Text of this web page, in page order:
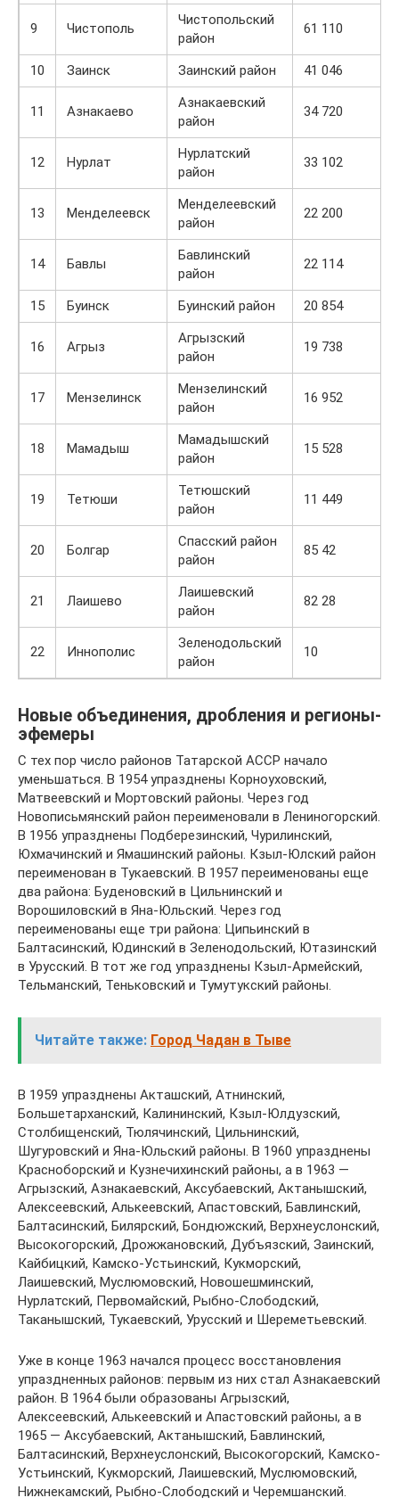
9 Чистополь
Чистопольский
район
61 110
10 Заинск Заинский район 41 046
11 Азнакаево
Азнакаевский
район
34 720
12 Нурлат
Нурлатский
район
33 102
13 Менделеевск
Менделеевский
район
22 200
14 Бавлы
Бавлинский
район
22 114
15 Буинск Буинский район 20 854
16 Агрыз
Агрызский
район
19 738
17 Мензелинск
Мензелинский
район
16 952
18 Мамадыш
Мамадышский
район
15 528
19 Тетюши
Тетюшский
район
11 449
20 Болгар
Спасский район
район
85 42
21 Лаишево
Лаишевский
район
82 28
22 Иннополис
Зеленодольский
район
10
Новые объединения, дробления и регионы-
эфемеры
С тех пор число районов Татарской АССР начало
уменьшаться. В 1954 упразднены Корноуховский,
Матвеевский и Мортовский районы. Через год
Новописьмянский район переименовали в Лениногорский.
В 1956 упразднены Подберезинский, Чурилинский,
Юхмачинский и Ямашинский районы. Кзыл-Юлский район
переименован в Тукаевский. В 1957 переименованы еще
два района: Буденовский в Цильнинский и
Ворошиловский в Яна-Юльский. Через год
переименованы еще три района: Ципьинский в
Балтасинский, Юдинский в Зеленодольский, Ютазинский
в Урусский. В тот же год упразднены Кзыл-Армейский,
Тельманский, Теньковский и Тумутукский районы.
Читайте также: Город Чадан в Тыве
В 1959 упразднены Акташский, Атнинский,
Большетарханский, Калининский, Кзыл-Юлдузский,
Столбищенский, Тюлячинский, Цильнинский,
Шугуровский и Яна-Юльский районы. В 1960 упразднены
Красноборский и Кузнечихинский районы, а в 1963 —
Агрызский, Азнакаевский, Аксубаевский, Актанышский,
Алексеевский, Алькеевский, Апастовский, Бавлинский,
Балтасинский, Билярский, Бондюжский, Верхнеуслонский,
Высокогорский, Дрожжановский, Дубъязский, Заинский,
Кайбицкий, Камско-Устьинский, Кукморский,
Лаишевский, Муслюмовский, Новошешминский,
Нурлатский, Первомайский, Рыбно-Слободский,
Таканышский, Тукаевский, Урусский и Шереметьевский.
Уже в конце 1963 начался процесс восстановления
упраздненных районов: первым из них стал Азнакаевский
район. В 1964 были образованы Агрызский,
Алексеевский, Алькеевский и Апастовский районы, а в
1965 — Аксубаевский, Актанышский, Бавлинский,
Балтасинский, Верхнеуслонский, Высокогорский, Камско-
Устьинский, Кукморский, Лаишевский, Муслюмовский,
Нижнекамский, Рыбно-Слободский и Черемшанский.